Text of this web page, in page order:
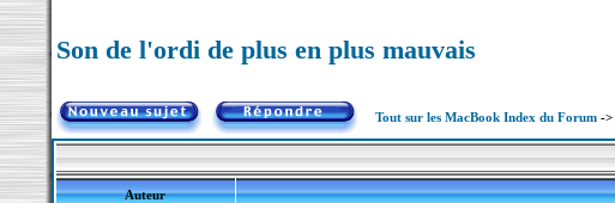
Son de l'ordi de plus en plus mauvais
Tout sur les MacBook Index du Forum->
Auteur